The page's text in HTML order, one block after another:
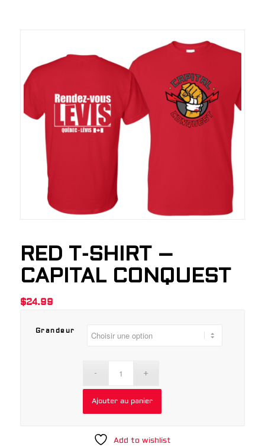
RED T-SHIRT –
CAPITAL CONQUEST
$24.99
Grandeur
Ajouter au panier
Add to wishlist